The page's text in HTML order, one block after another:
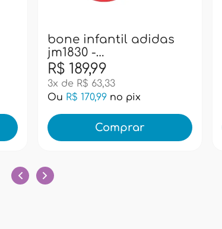
bone infantil adidas
jm1830 -
vermelho/branco/pret
R$ 189,99
3x de R$ 63,33
Ou R$ 170,99 no pix
Comprar